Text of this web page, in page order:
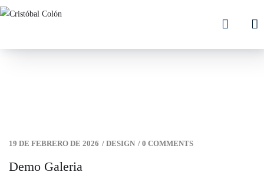
19 DE FEBRERO DE 2026 / DESIGN / 0 COMMENTS
Demo Galeria